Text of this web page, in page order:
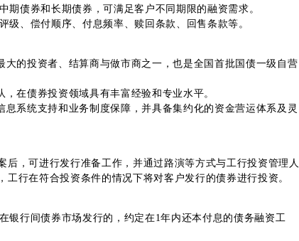
债券和长期债券，可满足客户不同期限的融资需求。
、偿付顺序、付息频率、赎回条款、回售条款等。
的投资者、结算商与做市商之一，也是全国首批国债一级自营
债券投资领域具有丰富经验和专业水平。
系统支持和业务制度保障，并具备集约化的资金营运体系及灵
，可进行发行准备工作，并通过路演等方式与工行投资管理人
行在符合投资条件的情况下将对客户发行的债券进行投资。
行间债券市场发行的，约定在1年内还本付息的债务融资工